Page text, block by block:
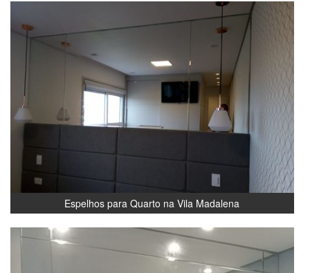
Espelhos para Quarto na Vila Madalena